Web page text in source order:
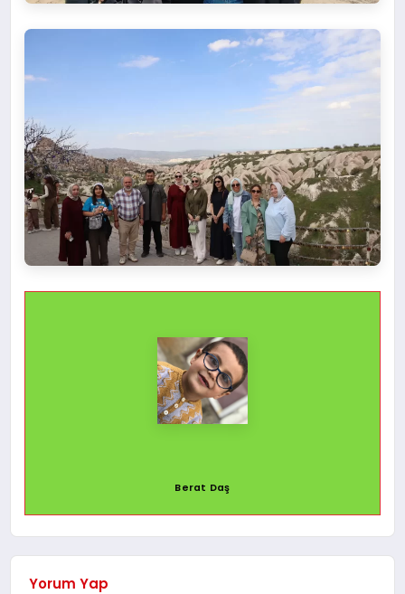
Berat Daş
Yorum Yap